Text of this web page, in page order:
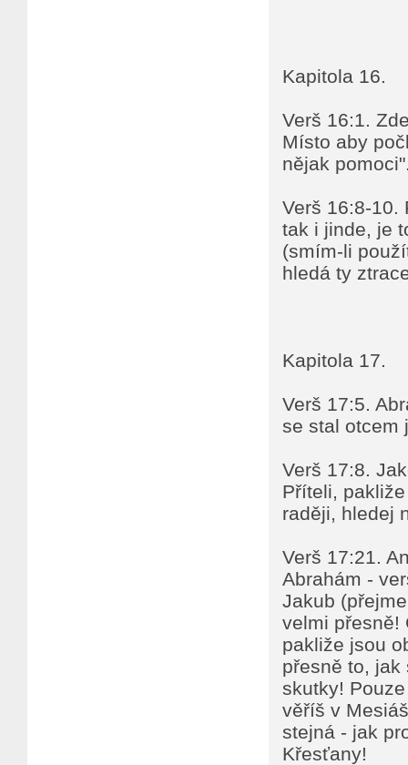
Kapitola 16.
Verš 16:1.
Místo aby
nějak
Verš 16:8-10.
tak i jinde, je
(smím-li
hledá ty
Kapitola 17.
Verš 17:5.
se stal otcem
Verš 17:8.
Příteli,
raději, hledej
Verš 17:21.
Abrahám -
Jakub
velmi přesně!
pakliže jsou
přesně to, jak
skutky!
věříš v
stejná - jak
Křesťany!